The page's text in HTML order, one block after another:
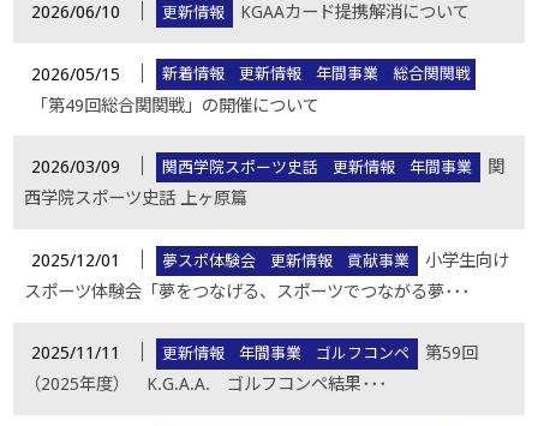
2026/06/10 更新情報 KGAAカード提携解消について
2026/05/15 新着情報 更新情報 年間事業 総合関関戦
「第49回総合関関戦」の開催について
2026/03/09 関西学院スポーツ史話 更新情報 年間事業
関
西学院スポーツ史話 上ヶ原篇
2025/12/01 夢スポ体験会 更新情報 貢献事業
小学生向け
スポーツ体験会「夢をつなげる、スポーツでつながる夢･･･
2025/11/11 更新情報 年間事業 ゴルフコンペ
第59回
（2025年度） K.G.A.A. ゴルフコンペ結果･･･